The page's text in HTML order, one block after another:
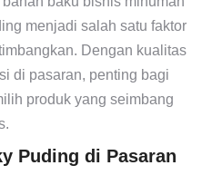
menjadi salah satu faktor
Dengan kualitas
di pasaran, penting bagi
produk yang seimbang
Puding di Pasaran